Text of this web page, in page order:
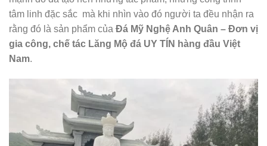
tâm linh đặc sắc mà khi nhìn vào đó người ta đều nhận ra
rằng đó là sản phẩm của Đá Mỹ Nghệ Anh Quân – Đơn vị
gia công, chế tác Lăng Mộ đá UY TÍN hàng đầu Việt
Nam.